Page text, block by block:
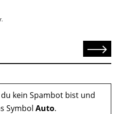
Senden
kein Spambot bist und
Symbol Auto.